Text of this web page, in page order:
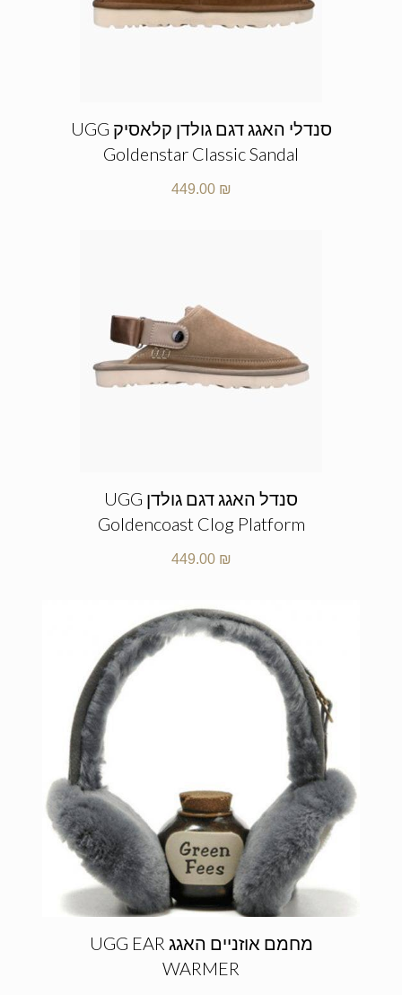
סנדלי האגג דגם גולדן קלאסיק UGG
Goldenstar Classic Sandal
449.00 ₪
סנדל האגג דגם גולדן UGG
Goldencoast Clog Platform
449.00 ₪
מחמם אוזניים האגג UGG EAR
WARMER